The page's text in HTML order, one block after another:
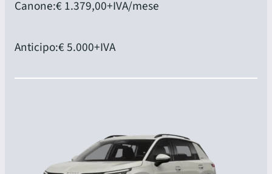
Canone:€ 1.379,00+IVA/mese
Anticipo:€ 5.000+IVA